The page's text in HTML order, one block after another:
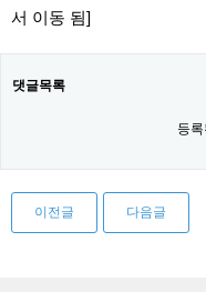
서 이동 됨]
댓글목록
등
이전글 다음글